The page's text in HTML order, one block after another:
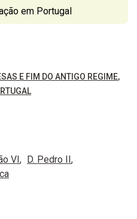
em Portugal
E FIM DO ANTIGO REGIME
VI
D. Pedro II